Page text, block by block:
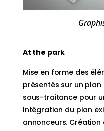
At the park
Mise en forme des
présentés sur un plan
sous-traitance pour
Intégration du plan
annonceurs.